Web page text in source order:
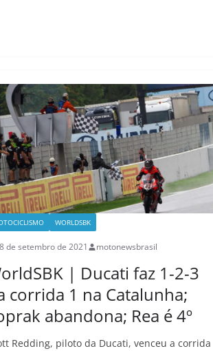
WORLDSBK
de setembro de 2021 motonewsbrasil
| Ducati faz 1-2-3
corrida 1 na Catalunha;
abandona; Rea é 4º
Redding, piloto da Ducati, venceu a corrida